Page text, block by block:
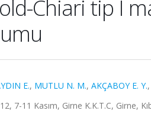
Chiari tip I
E., MUTLU N. M., AKÇABOY E. Y.,
7-11 Kasım, Girne K.K.T.C, Girne,